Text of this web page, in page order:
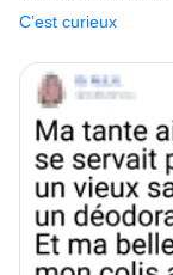
C’est curieux
que les gens n’ont
monde s’ouvre à
les moineaux et
et Martin Luther et
siècles d’intervalle.